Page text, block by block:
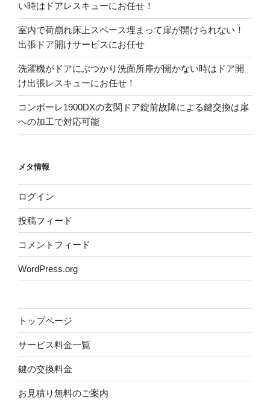
い時はドアレスキューにお任せ！
室内で荷崩れ床上スペース埋まって扉が開けられない！
出張ドア開けサービスにお任せ
洗濯機がドアにぶつかり洗面所扉が開かない時はドア開
け出張レスキューにお任せ！
コンポーレ1900DXの玄関ドア錠前故障による鍵交換は扉
への加工で対応可能
メタ情報
ログイン
投稿フィード
コメントフィード
WordPress.org
トップページ
サービス料金一覧
鍵の交換料金
お見積り無料のご案内